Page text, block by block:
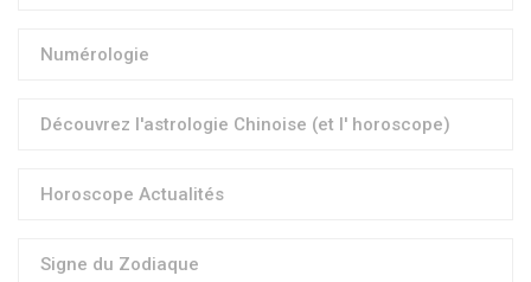
Numérologie
Découvrez l'astrologie Chinoise (et l' horoscope)
Horoscope Actualités
Signe du Zodiaque